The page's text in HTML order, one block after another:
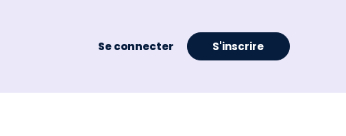
Se connecter S'inscrire